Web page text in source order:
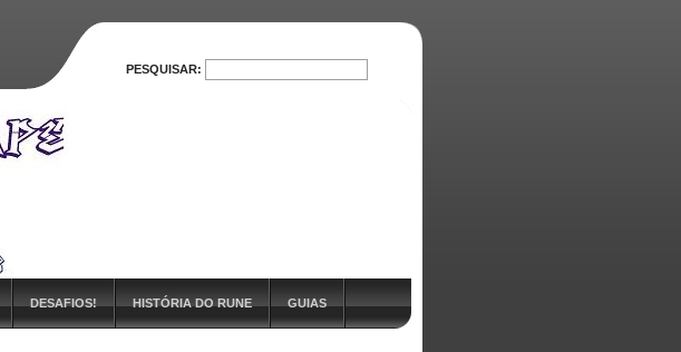
DESAFIOS! HISTÓRIA DO RUNE GUIAS
PESQUISAR: